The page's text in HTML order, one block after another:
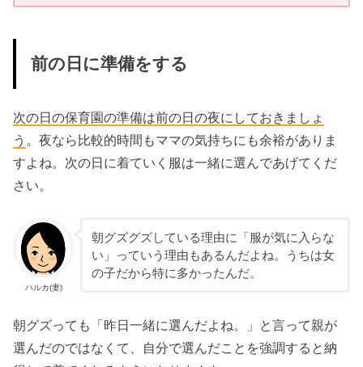
前の日に準備をする
次の日の保育園の準備は前の日の夜にしておきましょ
う 。夜なら比較的時間もママの気持ちにも余裕がありま
すよね。次の日に着ていく服は一緒に選んであげてくだ
さい。
ハルカ(妻)
朝グズグズしている理由に「服が気に入らな
い」っていう理由もあるんだよね。うちは女
の子だから特に多かったんだ。
朝グズっても「昨日一緒に選んだよね。」と言って親が
選んだのではなくて、自分で選んだことを強調すると納